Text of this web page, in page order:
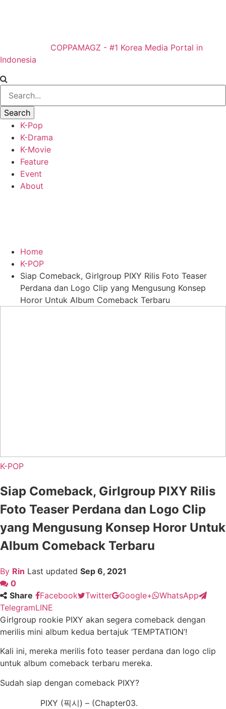
COPPAMAGZ - #1 Korea Media Portal in
Indonesia
K-Pop
K-Drama
K-Movie
Feature
Event
About
Home
K-POP
Siap Comeback, Girlgroup PIXY Rilis Foto Teaser
Perdana dan Logo Clip yang Mengusung Konsep
Horor Untuk Album Comeback Terbaru
K-POP
Siap Comeback, Girlgroup PIXY Rilis
Foto Teaser Perdana dan Logo Clip
yang Mengusung Konsep Horor Untuk
Album Comeback Terbaru
By Rin Last updated Sep 6, 2021
0
Share
Facebook Twitter Google+
WhatsApp
TelegramLINE
Girlgroup rookie PIXY akan segera comeback dengan
merilis mini album kedua bertajuk ‘TEMPTATION’!
Kali ini, mereka merilis foto teaser perdana dan logo clip
untuk album comeback terbaru mereka.
Sudah siap dengan comeback PIXY?
PIXY (픽시) – (Chapter03.